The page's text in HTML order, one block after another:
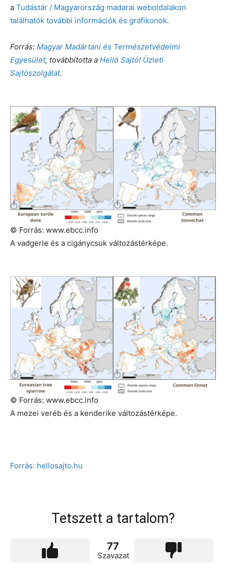
a Tudástár / Magyarország madarai weboldalakon
találhatók további információk és grafikonok.
Forrás: Magyar Madártani és Természetvédelmi
Egyesület, továbbította a Helló Sajtó! Üzleti
Sajtószolgálat.
© Forrás: www.ebcc.info
A vadgerle és a cigánycsuk változástérképe.
© Forrás: www.ebcc.info
A mezei veréb és a kenderike változástérképe.
Forrás: hellosajto.hu
Tetszett a tartalom?
77
Szavazat